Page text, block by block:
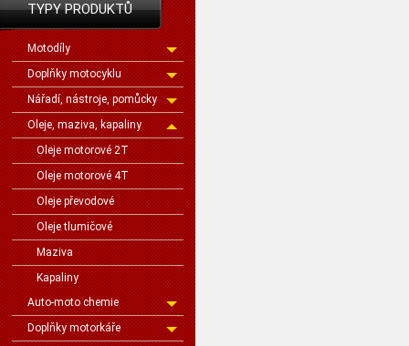
TYPY PRODUKTŮ
Motodíly
Doplňky motocyklu
Nářadí, nástroje, pomůcky
Oleje, maziva, kapaliny
Oleje motorové 2T
Oleje motorové 4T
Oleje převodové
Oleje tlumičové
Maziva
Kapaliny
Auto-moto chemie
Doplňky motorkáře